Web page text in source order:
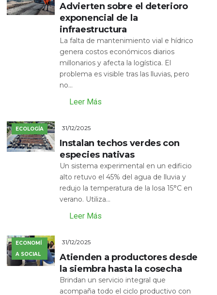
Advierten sobre el deterioro
exponencial de la
infraestructura
La falta de mantenimiento vial e hídrico
genera costos económicos diarios
millonarios y afecta la logística. El
problema es visible tras las lluvias, pero
no...
Leer Más
ECOLOGÍA 31/12/2025
Instalan techos verdes con
especies nativas
Un sistema experimental en un edificio
alto retuvo el 45% del agua de lluvia y
redujo la temperatura de la losa 15°C en
verano. Utiliza...
Leer Más
ECONOMÍ
A SOCIAL
31/12/2025
Atienden a productores desde
la siembra hasta la cosecha
Brindan un servicio integral que
acompaña todo el ciclo productivo con